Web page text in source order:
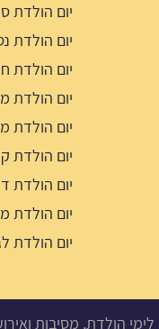
יום הולדת
יום הולדת
יום הולדת
יום הולדת
יום הולדת
יום הולדת
יום הולדת
יום הולדת
יום הולדת